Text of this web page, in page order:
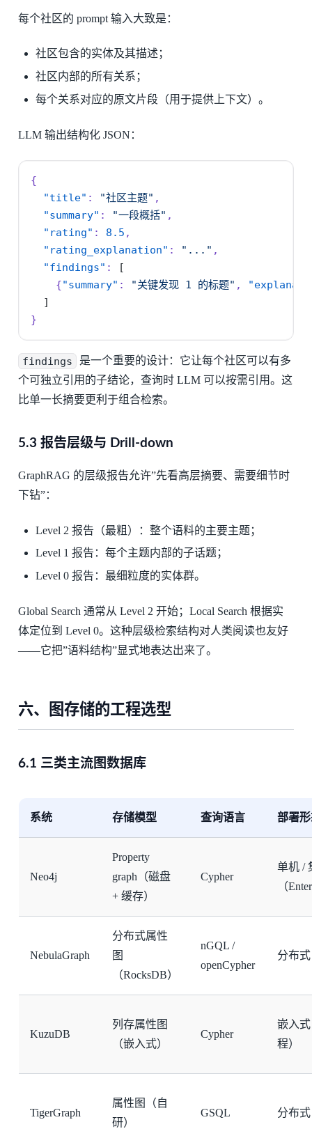
每个社区的 prompt 输入大致是：
社区包含的实体及其描述；
社区内部的所有关系；
每个关系对应的原文片段（用于提供上下文）。
LLM 输出结构化 JSON：
{
"title" : "社区主题" ,
"summary" : "一段概括" ,
"rating" : 8.5 ,
"rating_explanation" : "..." ,
"findings" :
[
{"summary" : "关键发现 1 的标题" ,
]
}
findings
是一个重要的设计：它让每个社区可以有多
个可独立引用的子结论，查询时 LLM 可以按需引用。这
比单一长摘要更利于组合检索。
5.3 报告层级与 Drill-down
GraphRAG 的层级报告允许”先看高层摘要、需要细节时
下钻”：
Level 2 报告（最粗）：整个语料的主要主题；
Level 1 报告：每个主题内部的子话题；
Level 0 报告：最细粒度的实体群。
Global Search 通常从 Level 2 开始；Local Search 根据实
体定位到 Level 0。这种层级检索结构对人类阅读也友好
——它把”语料结构”显式地表达出来了。
六、图存储的工程选型
6.1 三类主流图数据库
系统 存储模型 查询语言 部署
Neo4j
Property
graph（磁盘
+ 缓存）
Cypher
单机 /
（
NebulaGraph
分布式属性
图
（RocksDB）
nGQL /
openCypher
分布式
KuzuDB
列存属性图
（嵌入式）
Cypher
嵌入
程）
TigerGraph
属性图（自
研）
GSQL 分布式